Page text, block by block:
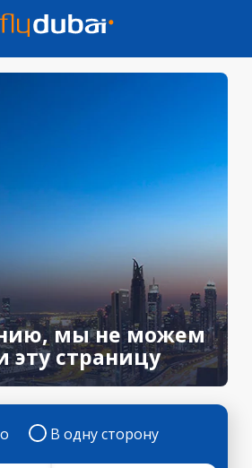
мы не можем
эту страницу
В одну сторону